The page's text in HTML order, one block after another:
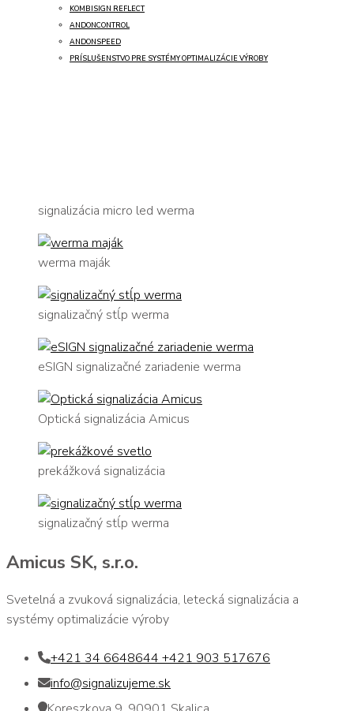
KOMBISIGN REFLECT
ANDONCONTROL
ANDONSPEED
PRÍSLUŠENSTVO PRE SYSTÉMY OPTIMALIZÁCIE VÝROBY
signalizácia micro led werma
werma maják
signalizačný stĺp werma
eSIGN signalizačné zariadenie werma
Optická signalizácia Amicus
prekážková signalizácia
signalizačný stĺp werma
Amicus SK, s.r.o.
Svetelná a zvuková signalizácia, letecká signalizácia a
systémy optimalizácie výroby
+421 34 6648644 +421 903 517676
info@signalizujeme.sk